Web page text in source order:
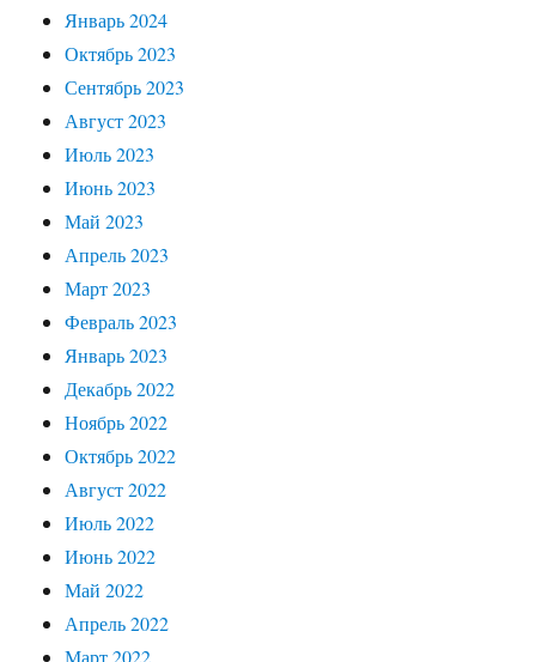
Январь 2024
Октябрь 2023
Сентябрь 2023
Август 2023
Июль 2023
Июнь 2023
Май 2023
Апрель 2023
Март 2023
Февраль 2023
Январь 2023
Декабрь 2022
Ноябрь 2022
Октябрь 2022
Август 2022
Июль 2022
Июнь 2022
Май 2022
Апрель 2022
Март 2022